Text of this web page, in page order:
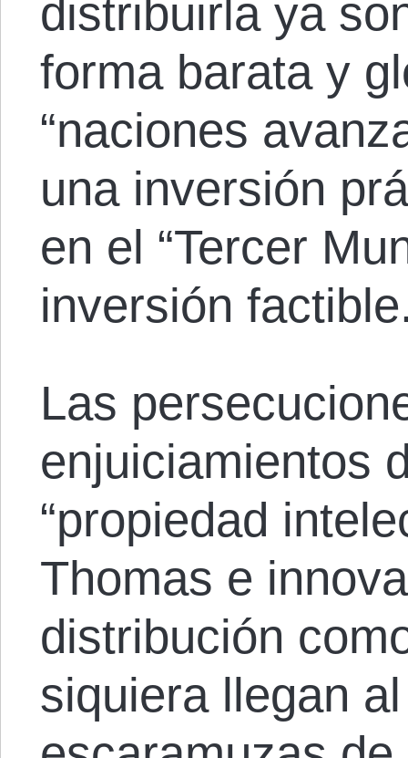
distribuirla ya
forma barata y
“naciones
una inversión
en el “Tercer
inversión
Las
enjuiciamientos
“propiedad
Thomas e
distribución
siquiera llegan